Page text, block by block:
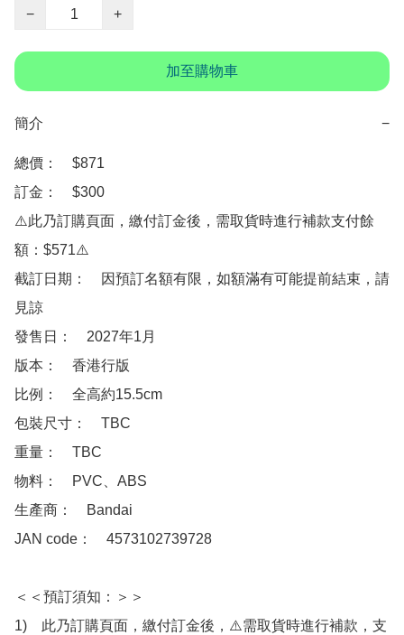
−
+
加至購物車
簡介 −
總價：　$871
訂金：　$300
⚠️此乃訂購頁面，繳付訂金後，需取貨時進行補款支付餘
額：$571⚠️
截訂日期：　因預訂名額有限，如額滿有可能提前結束，請
見諒
發售日：　2027年1月
版本：　香港行版
比例：　全高約15.5cm
包裝尺寸：　TBC
重量：　TBC
物料：　PVC、ABS
生產商：　Bandai
JAN code：　4573102739728
＜＜預訂須知：＞＞
1)　此乃訂購頁面，繳付訂金後，⚠️需取貨時進行補款，支